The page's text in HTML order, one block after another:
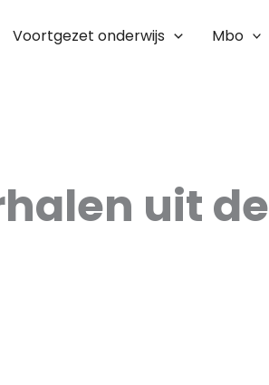
Voortgezet onderwijs Mbo
uit de